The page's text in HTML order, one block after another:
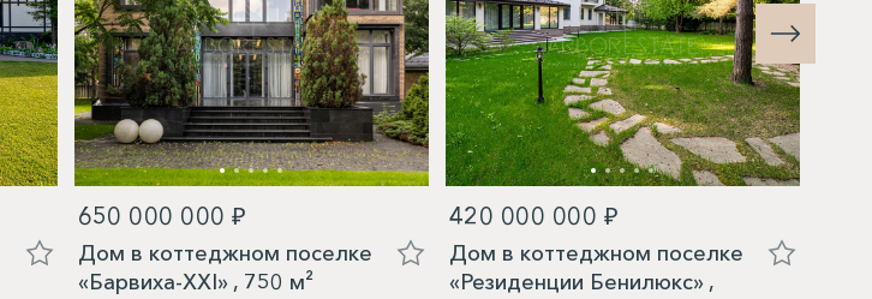
650 000 000 ₽
Дом в коттеджном поселке
«Барвиха-XXI» , 750 м²
420 000 000 ₽
Дом в коттеджном поселке
«Резиденции Бенилюкс» ,